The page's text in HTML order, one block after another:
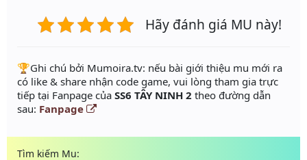
Hãy đánh giá MU này!
️🏆Ghi chú bởi Mumoira.tv: nếu bài giới thiệu mu mới ra
có like & share nhận code game, vui lòng tham gia trực
tiếp tại Fanpage của SS6 TÂY NINH 2 theo đường dẫn
sau: Fanpage
Tìm kiếm Mu: